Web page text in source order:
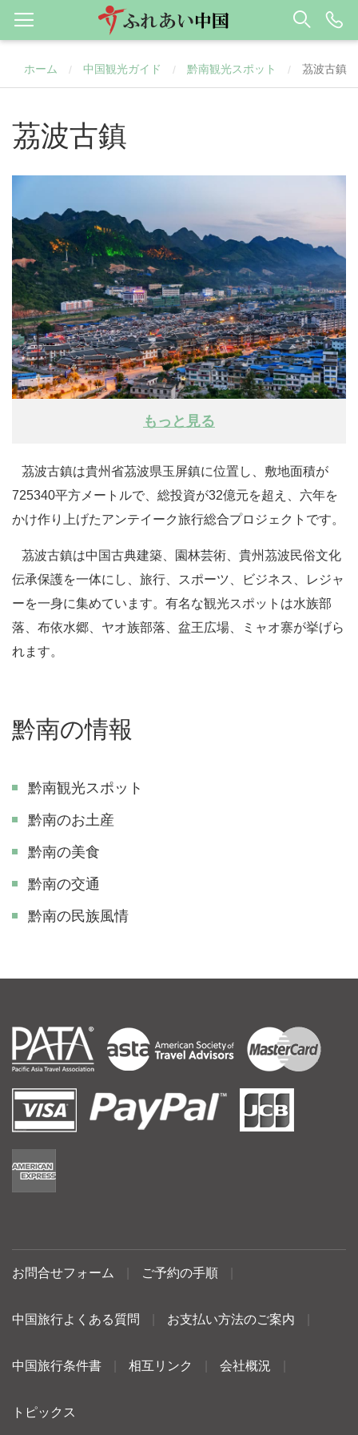
ホーム / 中国観光ガイド / 黔南観光スポット / 茘波古鎮
茘波古鎮
もっと見る
茘波古鎮は貴州省茘波県玉屏鎮に位置し、敷地面積が
725340平方メートルで、総投資が32億元を超え、六年を
かけ作り上げたアンテイーク旅行総合プロジェクトです。
茘波古鎮は中国古典建築、園林芸術、貴州茘波民俗文化
伝承保護を一体にし、旅行、スポーツ、ビジネス、レジャ
ーを一身に集めています。有名な観光スポットは水族部
落、布依水郷、ヤオ族部落、盆王広場、ミャオ寨が挙げら
れます。
黔南の情報
黔南観光スポット
黔南のお土産
黔南の美食
黔南の交通
黔南の民族風情
お問合せフォーム ご予約の手順
中国旅行よくある質問 お支払い方法のご案内
中国旅行条件書 相互リンク 会社概況
トピックス